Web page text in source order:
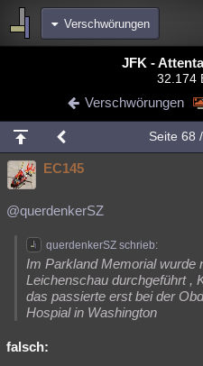
Verschwörungen
Diskussionen
Chat Wiki Neuigkeiten
meine Rubriken
Menschen
Spiritualität Verschwörungen
Natur Umfragen
weitere Rubriken
Philosophie Träume Orte
JFK -
32.174
Verschwörungen
Seite 68
EC145
@querdenkerSZ
querdenkerSZ schrieb:
Im Parkland Memorial wurde
Leichenschau durchgeführt ,
das passierte erst bei der
Hospial in Washington
falsch: